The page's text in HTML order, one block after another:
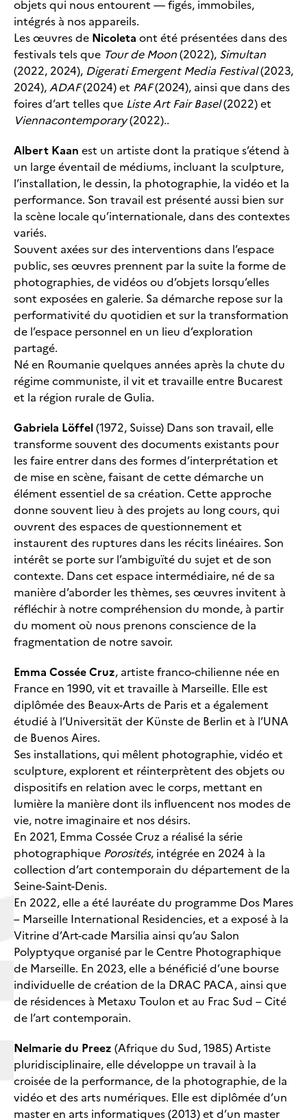
objets qui nous entourent — figés, immobiles,
intégrés à nos appareils.
Les œuvres de Nicoleta ont été présentées dans des
festivals tels que Tour de Moon(2022), Simultan
(2022, 2024), Digerati Emergent Media Festival(2023,
2024),ADAF(2024) et PAF(2024), ainsi que dans des
foires d’art telles que Liste Art Fair Basel(2022) et
Viennacontemporary(2022)..
Albert Kaan est un artiste dont la pratique s’étend à
un large éventail de médiums, incluant la sculpture,
l’installation, le dessin, la photographie, la vidéo et la
performance. Son travail est présenté aussi bien sur
la scène locale qu’internationale, dans des contextes
variés.
Souvent axées sur des interventions dans l’espace
public, ses œuvres prennent par la suite la forme de
photographies, de vidéos ou d’objets lorsqu’elles
sont exposées en galerie. Sa démarche repose sur la
performativité du quotidien et sur la transformation
de l’espace personnel en un lieu d’exploration
partagé.
Né en Roumanie quelques années après la chute du
régime communiste, il vit et travaille entre Bucarest
et la région rurale de Gulia.
Gabriela Löffel(1972, Suisse) Dans son travail, elle
transforme souvent des documents existants pour
les faire entrer dans des formes d’interprétation et
de mise en scène, faisant de cette démarche un
élément essentiel de sa création. Cette approche
donne souvent lieu à des projets au long cours, qui
ouvrent des espaces de questionnement et
instaurent des ruptures dans les récits linéaires. Son
intérêt se porte sur l’ambiguïté du sujet et de son
contexte. Dans cet espace intermédiaire, né de sa
manière d’aborder les thèmes, ses œuvres invitent à
réfléchir à notre compréhension du monde, à partir
du moment où nous prenons conscience de la
fragmentation de notre savoir.
Emma Cossée Cruz, artiste franco-chilienne née en
France en 1990, vit et travaille à Marseille. Elle est
diplômée des Beaux-Arts de Paris et a également
étudié à l’Universität der Künste de Berlin et à l’UNA
de Buenos Aires.
Ses installations, qui mêlent photographie, vidéo et
sculpture, explorent et réinterprètent des objets ou
dispositifs en relation avec le corps, mettant en
lumière la manière dont ils influencent nos modes de
vie, notre imaginaire et nos désirs.
En 2021, Emma Cossée Cruz a réalisé la série
photographique Porosités, intégrée en 2024 à la
collection d’art contemporain du département de la
Seine-Saint-Denis.
En 2022, elle a été lauréate du programme Dos Mares
– Marseille International Residencies, et a exposé à la
Vitrine d’Art-cade Marsilia ainsi qu’au Salon
Polyptyque organisé par le Centre Photographique
de Marseille. En 2023, elle a bénéficié d’une bourse
individuelle de création de la DRAC PACA, ainsi que
de résidences à Metaxu Toulon et au Frac Sud – Cité
de l’art contemporain.
Nelmarie du Preez (Afrique du Sud, 1985) Artiste
pluridisciplinaire, elle développe un travail à la
croisée de la performance, de la photographie, de la
vidéo et des arts numériques. Elle est diplômée d’un
master en arts informatiques (2013) et d’un master